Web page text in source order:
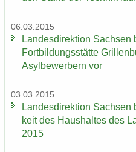
06.03.2015
Lan­des­di­rek­ti­on Sach­sen
Fort­bil­dungs­stät­te
Asyl­be­wer­bern vor
03.03.2015
Lan­des­di­rek­ti­on
keit des Haus­hal­tes des
2015